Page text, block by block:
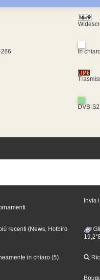
In
DVB-
Invia
recenti (News, Hotbird
in chiaro (5)